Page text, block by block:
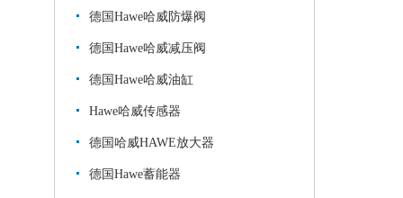
德国Hawe哈威防爆阀
德国Hawe哈威减压阀
德国Hawe哈威油缸
Hawe哈威传感器
德国哈威HAWE放大器
德国Hawe蓄能器